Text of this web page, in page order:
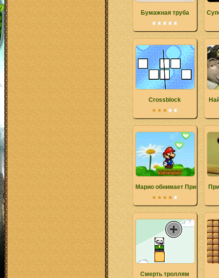
Бумажная труба
Crossblock
Марио обнимает Принцессу
Смерть троллям